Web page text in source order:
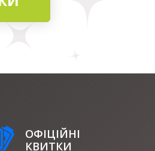
ОФІЦІЙНІ
КВИТКИ